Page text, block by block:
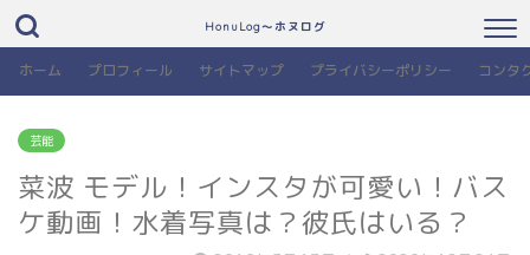
HonuLog～ホヌログ
ホーム プロフィール サイトマップ プライバシーポリシー コンタ
芸能
菜波 モデル！インスタが可愛い！バス
ケ動画！水着写真は？彼氏はいる？